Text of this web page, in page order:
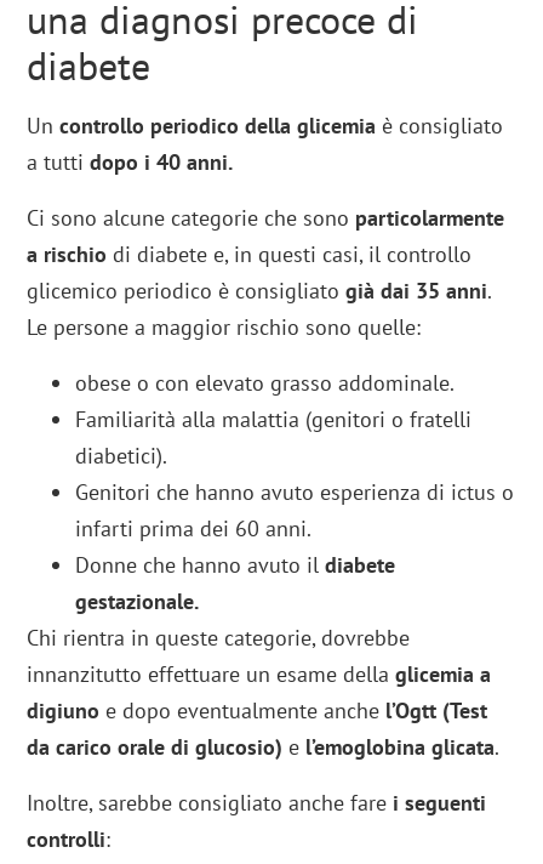
una diagnosi precoce di
diabete
Uncontrollo periodico della glicemia è consigliato
a tuttidopo i 40 anni.
Ci sono alcune categorie che sono particolarmente
a rischio di diabete e, in questi casi, il controllo
glicemico periodico è consigliatogià dai 35 anni.
Le persone a maggior rischio sono quelle:
obese o con elevato grasso addominale.
Familiarità alla malattia (genitori o fratelli
diabetici).
Genitori che hanno avuto esperienza di ictus o
infarti prima dei 60 anni.
Donne che hanno avuto ildiabete
gestazionale.
Chi rientra in queste categorie, dovrebbe
innanzitutto effettuare un esame dellaglicemia a
digiuno e dopo eventualmente anche l’Ogtt (Test
da carico orale di glucosio) e l’emoglobina glicata.
Inoltre, sarebbe consigliato anche fare i seguenti
controlli: